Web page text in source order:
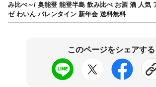
み比べ～/ 奥能登 能登半島 飲み比べ お酒 酒 人気
ゼ わいん バレンタイン 新年会 送料無料
このページをシェアする